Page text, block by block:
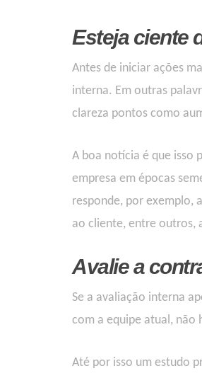
Esteja ciente
Antes de iniciar ações
interna. Em outras
clareza pontos como
A boa notícia é que isso
empresa em épocas
responde, por exemplo,
ao cliente, entre outros,
Avaliea
Se a avaliação interna
com a equipe atual, não
Até por isso um estudo